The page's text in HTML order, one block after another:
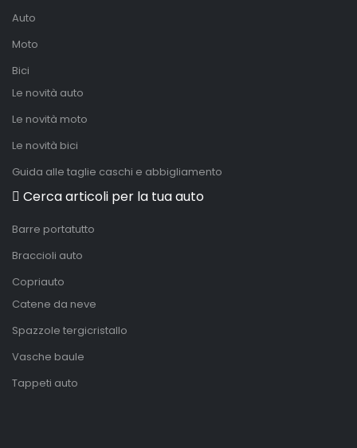
Auto
Moto
Bici
Le novità auto
Le novità moto
Le novità bici
Guida alle taglie caschi e abbigliamento
Cerca articoli per la tua auto
Barre portatutto
Braccioli auto
Copriauto
Catene da neve
Spazzole tergicristallo
Vasche baule
Tappeti auto